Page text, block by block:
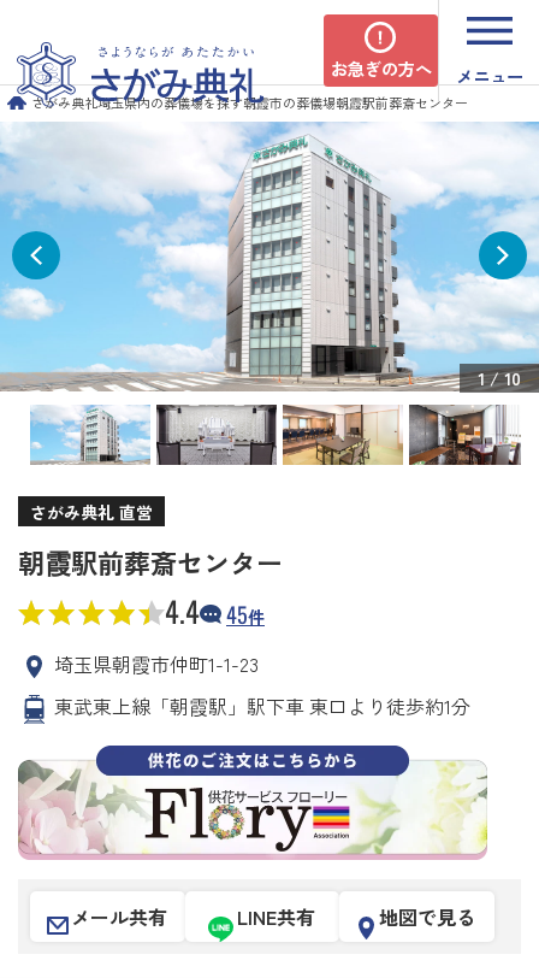
お急ぎの方へ メニュー
さがみ典礼埼玉県内の葬儀場を探す朝霞市の葬儀場朝霞駅前葬斎センター
さがみ典礼 直営
朝霞駅前葬斎センター
4.4 45件
埼玉県朝霞市仲町1-1-23
東武東上線「朝霞駅」駅下車 東口より徒歩約1分
メール共有 LINE共有 地図で見る
1/10